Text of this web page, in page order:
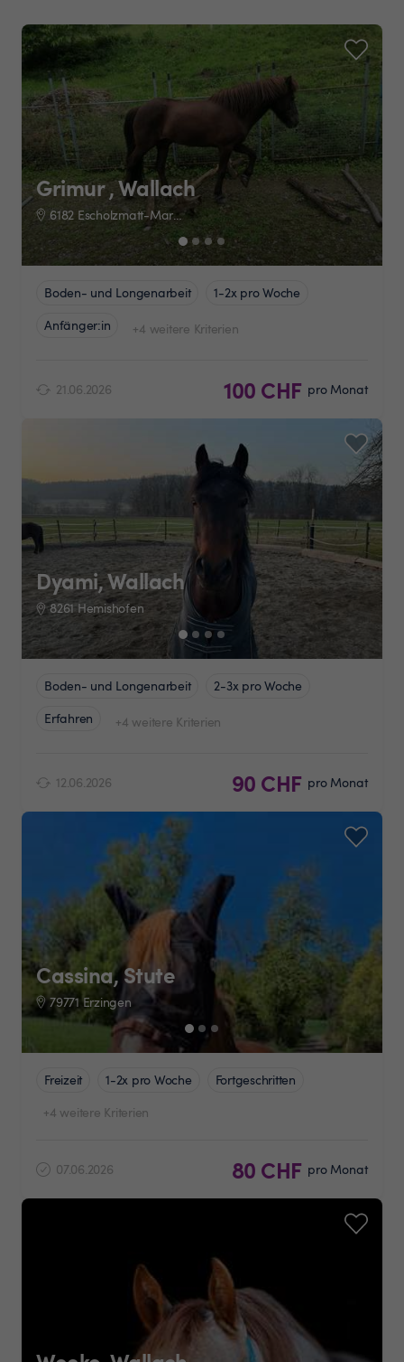
Grimur , Wallach
6182 Escholzmatt-Marbach
Boden- und Longenarbeit
1-2x pro Woche
Anfänger:in
+4 weitere Kriterien
21.06.2026 100 CHF pro Monat
Dyami, Wallach
8261 Hemishofen
Boden- und Longenarbeit
2-3x pro Woche
Erfahren
+4 weitere Kriterien
12.06.2026 90 CHF pro Monat
Cassina, Stute
79771 Erzingen
Freizeit 1-2x pro Woche
Fortgeschritten
+4 weitere Kriterien
07.06.2026 80 CHF pro Monat